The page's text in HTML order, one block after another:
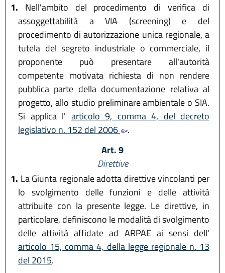
1. Nell'ambito del procedimento di verifica di
assoggettabilità a VIA (screening) e del
procedimento di autorizzazione unica regionale, a
tutela del segreto industriale o commerciale, il
proponente può presentare all'autorità
competente motivata richiesta di non rendere
pubblica parte della documentazione relativa al
progetto, allo studio preliminare ambientale o SIA.
Si applica l' articolo 9, comma 4, del decreto
legislativo n. 152 del 2006
.
Art. 9
Direttive
1. La Giunta regionale adotta direttive vincolanti per
lo svolgimento delle funzioni e delle attività
attribuite con la presente legge. Le direttive, in
particolare, definiscono le modalità di svolgimento
delle attività affidate ad ARPAE ai sensi dell'
articolo 15, comma 4, della legge regionale n. 13
del 2015.